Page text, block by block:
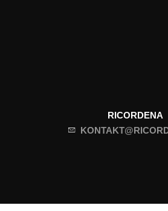
RICORDENA